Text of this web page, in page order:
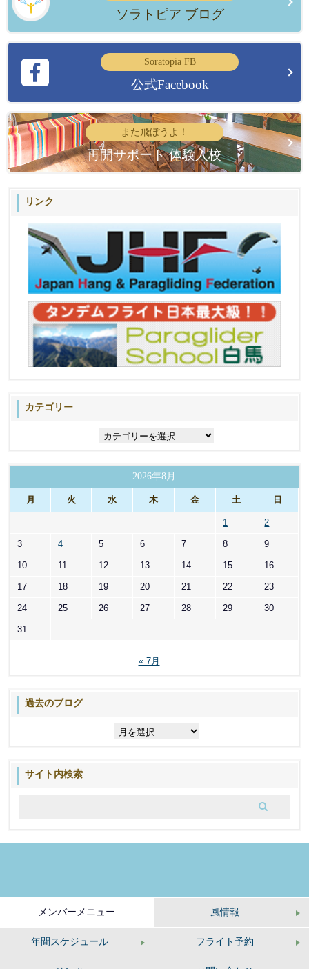
ソラトピア ブログ
Soratopia FB
公式Facebook
また飛ぼうよ！
再開サポート 体験入校
リンク
カテゴリー
ー
2026年8月
月 火 水 木 金 土 日
1 2
3 4 5 6 7 8 9
10 11 12 13 14 15 16
17 18 19 20 21 22 23
24 25 26 27 28 29 30
31
« 7月
過去のブログ
サイト内検索
メンバーメニュー 風情報
年間スケジュール フライト予約